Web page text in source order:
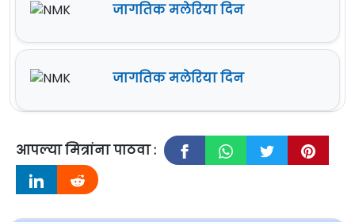
जागतिक मलेरिया दिन
जागतिक मलेरिया दिन
आपल्या मित्रांना पाठवा :